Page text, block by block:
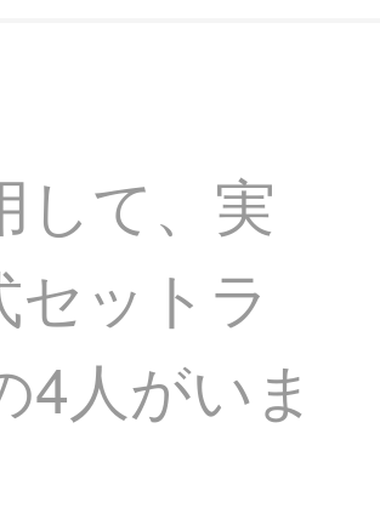
して、実
ットラ
人がいま